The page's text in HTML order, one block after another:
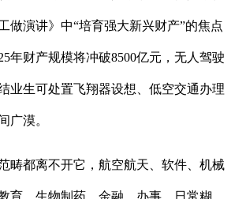
做演讲》中“培育强大新兴财产”的焦点
年财产规模将冲破8500亿元，无人驾驶
业生可处置飞翔器设想、低空交通办理
广漠。
都离不开它，航空航天、软件、机械